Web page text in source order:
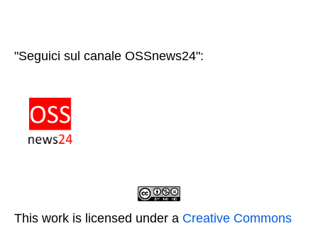
"Seguici sul canale OSSnews24":
This work is licensed under a Creative Commons